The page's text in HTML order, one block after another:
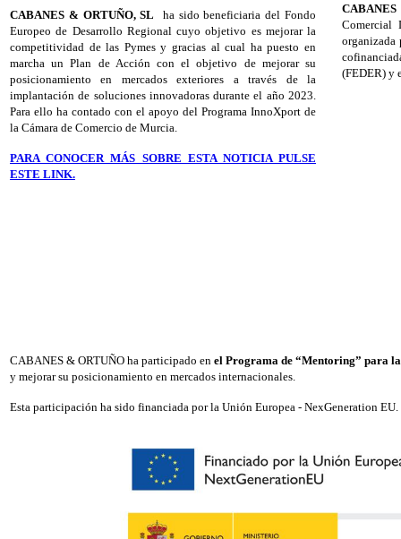
CABANES & ORTUÑO, SL ha sido beneficiaria del Fondo
Europeo de Desarrollo Regional cuyo objetivo es mejorar la
competitividad de las Pymes y gracias al cual ha puesto en
marcha un Plan de Acción con el objetivo de mejorar su
posicionamiento en mercados exteriores a través de la
implantación de soluciones innovadoras durante el año 2023.
Para ello ha contado con el apoyo del Programa InnoXport de
la Cámara de Comercio de Murcia.
PARA CONOCER MÁS SOBRE ESTA NOTICIA PULSE
ESTE LINK.
Comercial
organizada
(FEDER) y
CABANES & ORTUÑO ha participado en el Programa de “Mentoring” para
y mejorar su posicionamiento en mercados internacionales.
Esta participación ha sido financiada por la Unión Europea - NexGeneration EU.